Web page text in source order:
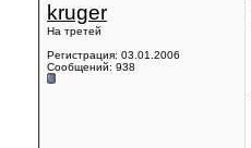
kruger
На третей
Регистрация: 03.01.2006
Сообщений: 938